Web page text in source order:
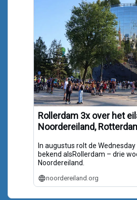
Rollerdam 3x over het
Noordereiland,
In augustus rolt de
bekend alsRollerdam – drie
Noordereiland.
noordereiland.org